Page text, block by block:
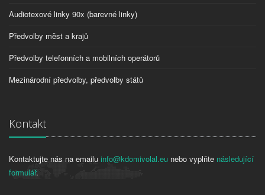
Audiotexové linky 90x (barevné linky)
Předvolby měst a krajů
Předvolby telefonních a mobilních operátorů
Mezinárodní předvolby, předvolby států
Kontakt
Kontaktujte nás na emailu info@kdomivolal.eu nebo vyplňte následující
formulář.